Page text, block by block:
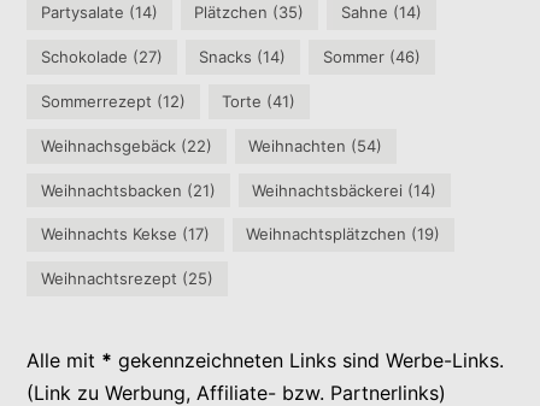
Partysalate (14) Plätzchen (35) Sahne (14)
Schokolade (27) Snacks (14) Sommer(46)
Sommerrezept (12) Torte (41)
Weihnachsgebäck (22) Weihnachten (54)
Weihnachtsbacken (21) Weihnachtsbäckerei (14)
Weihnachts Kekse (17) Weihnachtsplätzchen (19)
Weihnachtsrezept (25)
Alle mit * gekennzeichneten Links sind Werbe-Links.
(Link zu Werbung, Affiliate- bzw. Partnerlinks)